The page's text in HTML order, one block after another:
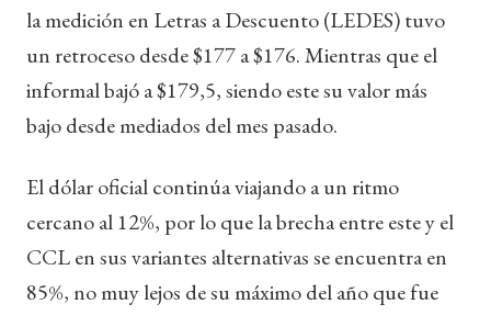
la medición en Letras a Descuento (LEDES) tuvo
un retroceso desde $177 a $176. Mientras que el
informal bajó a $179,5, siendo este su valor más
bajo desde mediados del mes pasado.
El dólar oficial continúa viajando a un ritmo
cercano al 12%, por lo que la brecha entre este y el
CCL en sus variantes alternativas se encuentra en
85%, no muy lejos de su máximo del año que fue